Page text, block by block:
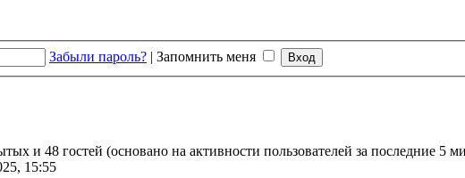
Забыли пароль? | Запомнить меня
и 48 гостей (основано на активности пользователей за последние 5
15:55